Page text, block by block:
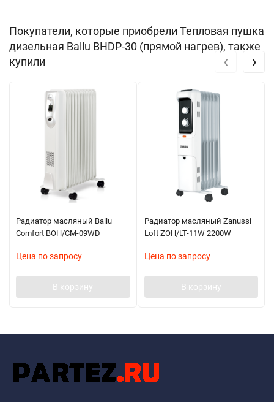
Покупатели, которые приобрели Тепловая пушка
дизельная Ballu BHDP-30 (прямой нагрев), также
купили
Радиатор масляный Ballu
Comfort BOH/CM-09WD
Цена по запросу
В корзину
Радиатор масляный Zanussi
Loft ZOH/LT-11W 2200W
Цена по запросу
В корзину
‹ ›